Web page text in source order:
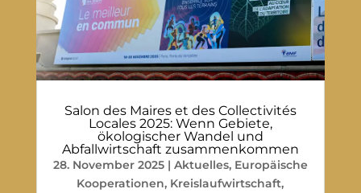
Salon des Maires et des Collectivités
Locales 2025: Wenn Gebiete,
ökologischer Wandel und
Abfallwirtschaft zusammenkommen
28. November 2025| Aktuelles, Europäische
Kooperationen, Kreislaufwirtschaft,